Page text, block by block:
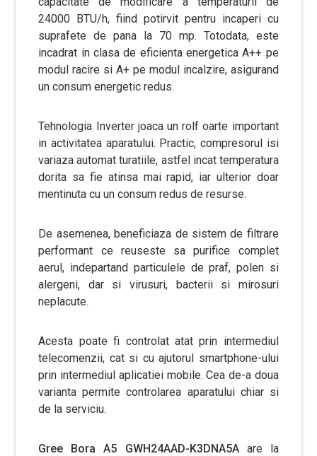
24000 BTU/h, fiind potirvit pentru incaperi cu
suprafete de pana la 70 mp. Totodata, este
incadrat in clasa de eficienta energetica A++ pe
modul racire si A+ pe modul incalzire, asigurand
un consum energetic redus.
Tehnologia Inverter joaca un rolf oarte important
in activitatea aparatului. Practic, compresorul isi
variaza automat turatiile, astfel incat temperatura
dorita sa fie atinsa mai rapid, iar ulterior doar
mentinuta cu un consum redus de resurse.
De asemenea, beneficiaza de sistem de filtrare
performant ce reuseste sa purifice complet
aerul, indepartand particulele de praf, polen si
alergeni, dar si virusuri, bacterii si mirosuri
neplacute.
Acesta poate fi controlat atat prin intermediul
telecomenzii, cat si cu ajutorul smartphone-ului
prin intermediul aplicatiei mobile. Cea de-a doua
varianta permite controlarea aparatului chiar si
de la serviciu.
Gree Bora A5 GWH24AAD-K3DNA5A are la